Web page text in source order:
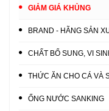
GIẢM GIÁ KHỦNG
BRAND - HÃNG SẢN
CHẤT BỔ SUNG, VI
THỨC ĂN CHO CÁ VÀ
ỐNG NƯỚC SANKING